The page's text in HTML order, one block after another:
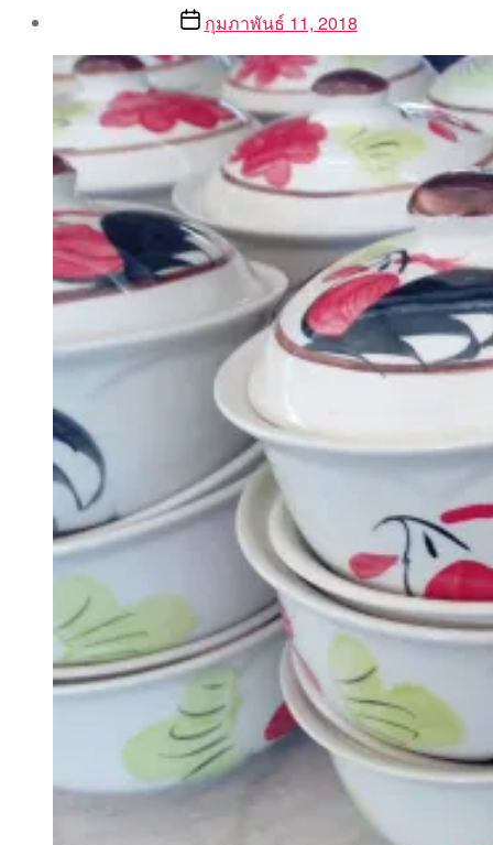
By
Aea
Postกุมภาพันธ์ 11, 2018